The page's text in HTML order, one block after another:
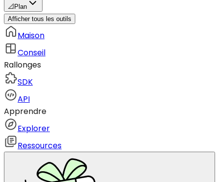
📐 Plan
Afficher tous les outils
Maison
Conseil
Rallonges
SDK
API
Apprendre
Explorer
Ressources